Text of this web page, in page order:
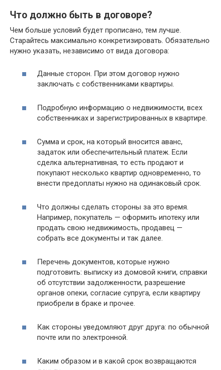
Что должно быть в договоре?
Чем больше условий будет прописано, тем лучше.
Старайтесь максимально конкретизировать. Обязательно
нужно указать, независимо от вида договора:
Данные сторон. При этом договор нужно
заключать с собственниками квартиры.
Подробную информацию о недвижимости, всех
собственниках и зарегистрированных в квартире.
Сумма и срок, на который вносится аванс,
задаток или обеспечительный платеж. Если
сделка альтернативная, то есть продают и
покупают несколько квартир одновременно, то
внести предоплаты нужно на одинаковый срок.
Что должны сделать стороны за это время.
Например, покупатель — оформить ипотеку или
продать свою недвижимость, продавец —
собрать все документы и так далее.
Перечень документов, которые нужно
подготовить: выписку из домовой книги, справки
об отсутствии задолженности, разрешение
органов опеки, согласие супруга, если квартиру
приобрели в браке и прочее.
Как стороны уведомляют друг друга: по обычной
почте или по электронной.
Каким образом и в какой срок возвращаются